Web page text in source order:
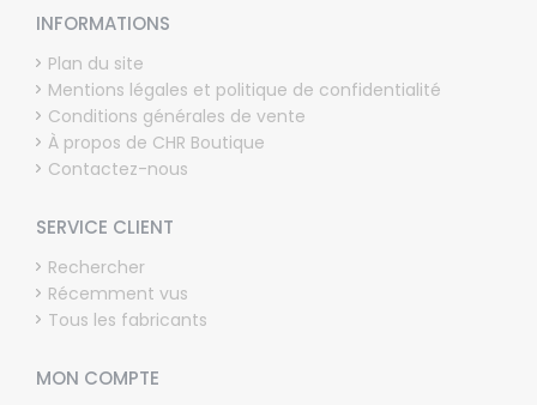
INFORMATIONS
Plan du site
Mentions légales et politique de confidentialité
Conditions générales de vente
À propos de CHR Boutique
Contactez-nous
SERVICE CLIENT
Rechercher
Récemment vus
Tous les fabricants
MON COMPTE